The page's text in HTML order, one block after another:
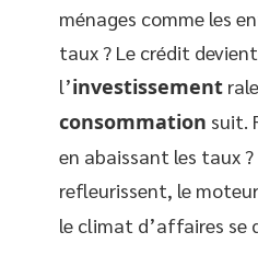
ménages comme les
taux ? Le crédit
l’investissement
consommation suit.
en abaissant les taux
refleurissent, le
le climat d’affaires se